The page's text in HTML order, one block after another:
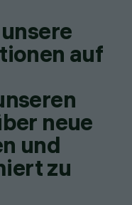
auf
neue
und
zu